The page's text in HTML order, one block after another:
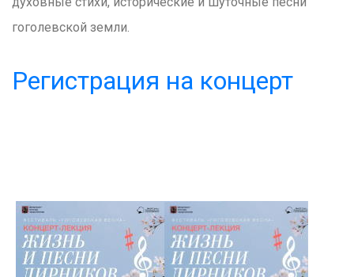
гоголевской земли.
Регистрация на концерт